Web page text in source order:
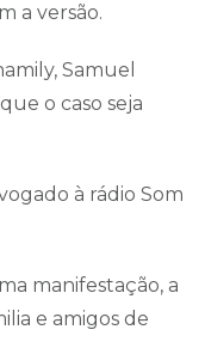
a versão.
Samuel
o caso seja
à rádio Som
manifestação, a
e amigos de